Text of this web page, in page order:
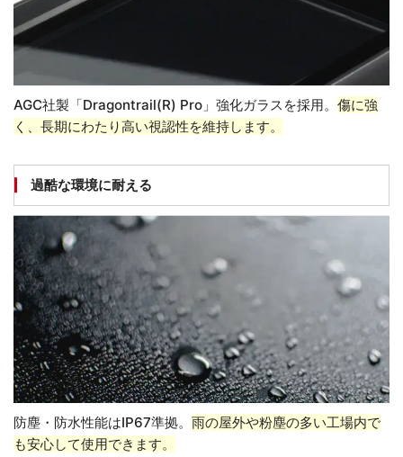
AGC社製「Dragontrail(R) Pro」強化ガラスを採用。 傷に強
く、長期にわたり高い視認性を維持します。
過酷な環境に耐える
防塵・防水性能はIP67準拠。 雨の屋外や粉塵の多い工場内で
も安心して使用できます。